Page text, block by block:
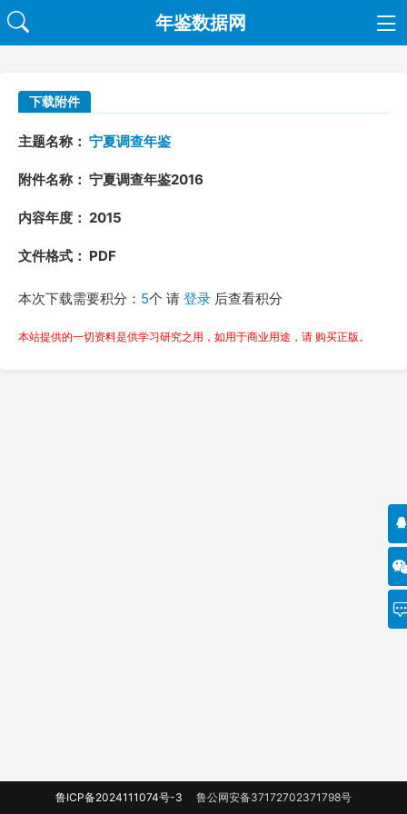
年鉴数据网
下载附件
主题名称： 宁夏调查年鉴
附件名称： 宁夏调查年鉴2016
内容年度： 2015
文件格式： PDF
本次下载需要积分： 5个 请 登录 后查看积分
本站提供的一切资料是供学习研究之用，如用于商业用途，请 购买正版。
鲁ICP备2024111074号-3 鲁公网安备37172702371798号